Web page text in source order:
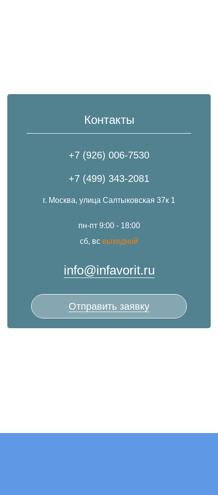
Контакты
+7 (926) 006-7530
+7 (499) 343-2081
г. Москва, улица Салтыковская 37к 1
пн-пт 9:00 - 18:00
сб, вс выходной
info@infavorit.ru
Отправить заявку